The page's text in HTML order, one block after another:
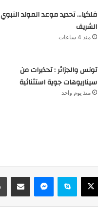
فلكيا… تحديد موعد المولد النبوي
الشريف
منذ 4 ساعات
تونس والجزائر : تحذيرات من
سيناريوهات جوية استثنائية
منذ يوم واحد
سكايب